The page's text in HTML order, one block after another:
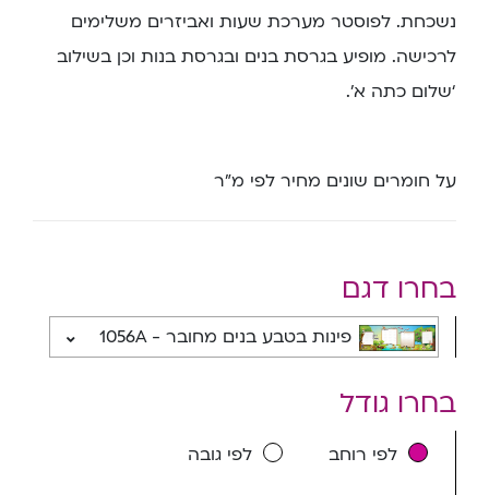
נשכחת. לפוסטר מערכת שעות ואביזרים משלימים
לרכישה. מופיע בגרסת בנים ובגרסת בנות וכן בשילוב
‘שלום כתה א’.
על חומרים שונים מחיר לפי מ”ר
בחרו דגם
פינות בטבע בנים מחובר - 1056A
בחרו גודל
לפי רוחב לפי גובה